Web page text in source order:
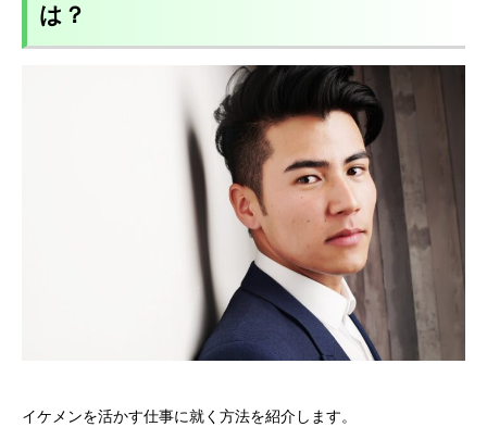
は？
イケメンを活かす仕事に就く方法を紹介します。